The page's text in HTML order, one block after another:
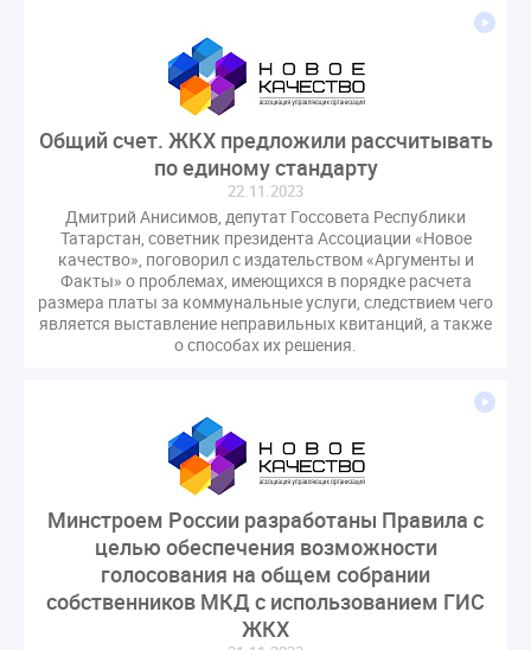
управляющие компании
МКД
Экспертное мнение
капремонт Вебинар
Малахов Конференция
Обсуждение
Постановление Правительства РФ
Новое качество
ОСС
Правила
задолженность граждан
ГОСТ
Мероприятия
Постановление
Правительство РФ
исполнительная надпись
ВДГО
ВКГО
Персональные данные
Приказ
Сергей Пахомов
операторы связи
управляющая компания
Интервью
газовое оборудование
государственная дума
лифт
обращение
общее имущество
провайдеры
проверки ЖКХ
саморегулирование
управляющие организации
Альберт Короленко
КоАП РФ
Общий счет. ЖКХ предложили рассчитывать
по единому стандарту
22.11.2023
Дмитрий Анисимов, депутат Госсовета Республики
Татарстан, советник президента Ассоциации «Новое
качество», поговорил с издательством «Аргументы и
Факты» о проблемах, имеющихся в порядке расчета
размера платы за коммунальные услуги, следствием чего
является выставление неправильных квитанций, а также
о способах их решения.
Минстроем России разработаны Правила с
целью обеспечения возможности
голосования на общем собрании
собственников МКД с использованием ГИС
ЖКХ